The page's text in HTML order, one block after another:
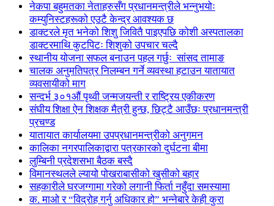
नेकपा बहुमतका नेताहरुसँग प्रधानमन्त्रीले भन्नुभयोः
कम्युनिस्टहरूको एउटै केन्द्र आवश्यक छ
डाक्टरले मृत भनेको शिशु जिवितै पाइएपछि कोशी अस्पतालका
डाक्टरमाथि कुटपिटः शिशुको उपचार चल्दै
स्थानीय योजना सफल बनाउन पहल गर्छुः सांसद तामाङ
चालक अनुमतिपत्र निलम्बन गर्ने व्यवस्था हटाउन यातायात
व्यवसायीको माग
सन्दर्भ ३०१औं पृथ्वी जन्मजयन्ती र राष्ट्रिय एकीकरण
संघीय शिक्षा ऐन शिक्षक मैत्री हुन्छ, छिट्टै आउँछः प्रधानमन्त्री
प्रचण्ड
यातायात कार्यालयमा उपप्रधानमन्त्रीको अनुगमन
कालिका नगरपालिकाद्वारा पत्रकारको दुर्घटना बीमा
लुम्बिनी प्रदेशसभा बैठक बस्दै
विमानस्थलले ल्यायो पोखराबासीको खुसीको बहार
सहकारीले घरजग्गामा गरेको लगानी फिर्ता नहुँदा समस्यामा
क. माओ र “विद्रोह गर्नु अधिकार हो” भन्नेबारे केही कुरा